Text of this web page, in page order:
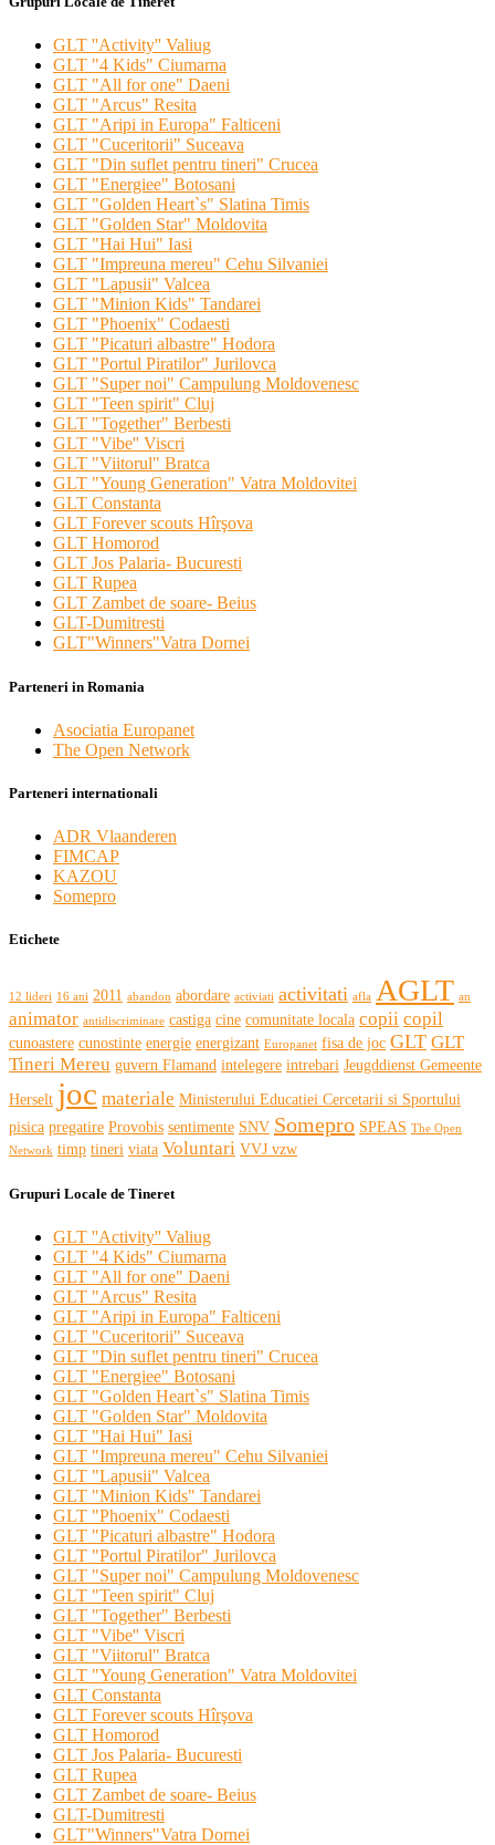
GLT ''Activity'' Valiug
GLT "4 Kids" Ciumarna
GLT "All for one" Daeni
GLT "Arcus" Resita
GLT "Aripi in Europa" Falticeni
GLT "Cuceritorii" Suceava
GLT "Din suflet pentru tineri" Crucea
GLT "Energiee" Botosani
GLT "Golden Heart`s" Slatina Timis
GLT "Golden Star" Moldovita
GLT "Hai Hui" Iasi
GLT "Impreuna mereu" Cehu Silvaniei
GLT "Lapusii" Valcea
GLT "Minion Kids" Tandarei
GLT "Phoenix" Codaesti
GLT "Picaturi albastre" Hodora
GLT "Portul Piratilor" Jurilovca
GLT "Super noi" Campulung Moldovenesc
GLT "Teen spirit" Cluj
GLT "Together" Berbesti
GLT "Vibe'' Viscri
GLT "Viitorul" Bratca
GLT "Young Generation" Vatra Moldovitei
GLT Constanta
GLT Forever scouts Hîrşova
GLT Homorod
GLT Jos Palaria- Bucuresti
GLT Rupea
GLT Zambet de soare- Beius
GLT-Dumitresti
GLT"Winners"Vatra Dornei
Parteneri in Romania
Asociatia Europanet
The Open Network
Parteneri internationali
ADR Vlaanderen
FIMCAP
KAZOU
Somepro
Etichete
12 lideri 16 ani 2011 abandon abordare activiati activitati afla AGLT an
animator antidiscriminare castiga cine comunitate locala copii copil
cunoastere cunostinte energie energizant Europanet fisa de joc GLT GLT
Tineri Mereu guvern Flamand intelegere intrebari Jeugddienst Gemeente
Herselt joc materiale Ministerului Educatiei Cercetarii si Sportului
pisica pregatire Provobis sentimente SNV Somepro SPEAS The Open
Network timp tineri viata Voluntari VVJ vzw
Grupuri Locale de Tineret
GLT ''Activity'' Valiug
GLT "4 Kids" Ciumarna
GLT "All for one" Daeni
GLT "Arcus" Resita
GLT "Aripi in Europa" Falticeni
GLT "Cuceritorii" Suceava
GLT "Din suflet pentru tineri" Crucea
GLT "Energiee" Botosani
GLT "Golden Heart`s" Slatina Timis
GLT "Golden Star" Moldovita
GLT "Hai Hui" Iasi
GLT "Impreuna mereu" Cehu Silvaniei
GLT "Lapusii" Valcea
GLT "Minion Kids" Tandarei
GLT "Phoenix" Codaesti
GLT "Picaturi albastre" Hodora
GLT "Portul Piratilor" Jurilovca
GLT "Super noi" Campulung Moldovenesc
GLT "Teen spirit" Cluj
GLT "Together" Berbesti
GLT "Vibe'' Viscri
GLT "Viitorul" Bratca
GLT "Young Generation" Vatra Moldovitei
GLT Constanta
GLT Forever scouts Hîrşova
GLT Homorod
GLT Jos Palaria- Bucuresti
GLT Rupea
GLT Zambet de soare- Beius
GLT-Dumitresti
GLT"Winners"Vatra Dornei